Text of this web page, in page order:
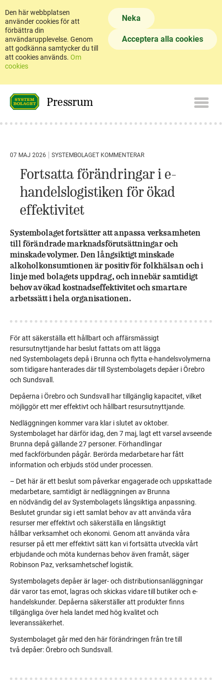
Den här webbplatsen
använder cookies för att
förbättra din
användarupplevelse. Genom
att godkänna samtycker du till
att cookies används. Om
cookies
Neka
Acceptera alla cookies
Pressrum
07 MAJ 2026 SYSTEMBOLAGET KOMMENTERAR
Fortsatta förändringar i e-
handelslogistiken för ökad
effektivitet
Systembolaget fortsätter att anpassa verksamheten
till förändrade marknadsförutsättningar och
minskade volymer. Den långsiktigt minskade
alkoholkonsumtionen är positiv för folkhälsan och i
linje med bolagets uppdrag, och innebär samtidigt
behov av ökad kostnadseffektivitet och smartare
arbetssätt i hela organisationen.
För att säkerställa ett hållbart och affärsmässigt
resursutnyttjande har beslut fattats om att lägga
ned Systembolagets depå i Brunna och flytta e-handelsvolymerna
som tidigare hanterades där till Systembolagets depåer i Örebro
och Sundsvall.
Depåerna i Örebro och Sundsvall har tillgänglig kapacitet, vilket
möjliggör ett mer effektivt och hållbart resursutnyttjande.
Ned läggningen kommer vara klar i slutet av oktober.
Systembolaget har därför idag, den 7 maj, lagt ett varsel avseende
Brunna depå gällande27 personer. Förhandlingar
med fackförbunden pågår. Berörda medarbetare har fått
information och erbjuds stöd under processen.
– Det här är ett beslut som påverkar engagerade och uppskattade
medarbetare, samtidigt är nedläggningen av Brunna
en nödvändig del av Systembolagets långsiktiga anpassning.
Beslutet grundar sig i ett samlat behov av att använda våra
resurser mer effektivt och säkerställa en långsiktigt
hållbarverksamhet och ekonomi. Genom att använda våra
resurser på ett mer effektivt sätt kan vi fortsätta utveckla vårt
erbjudande och möta kundernas behov även framåt, säger
Robinson Paz, verksamhetschef logistik.
Systembolagets depåer är lager- och distributionsanläggningar
där varor tas emot, lagras och skickas vidare till butiker och e-
handelskunder. Depåerna säkerställer att produkter finns
tillgängliga över hela landet med hög kvalitet och
leveranssäkerhet.
Systembolaget går med den här förändringen från tre till
två depåer: Örebrooch Sundsvall.